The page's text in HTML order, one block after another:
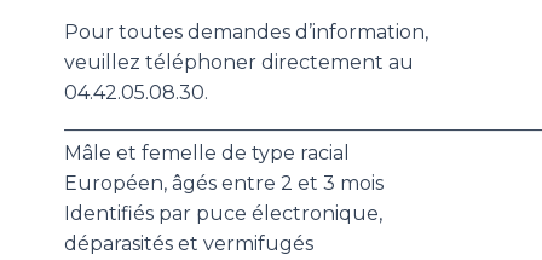
Pour toutes demandes d’information,
veuillez téléphoner directement au
04.42.05.08.30.
Mâle et femelle de type racial
Européen, âgés entre 2 et 3 mois
Identifiés par puce électronique,
déparasités et vermifugés